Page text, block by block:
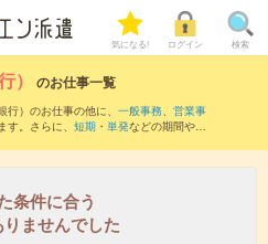
気になる! ログイン 検索
） のお仕事一覧
）のお仕事の他に、 一般事務、 営業事
。さらに、 短期 ・ 単発などの期間や、
条件に合う
ませんでした